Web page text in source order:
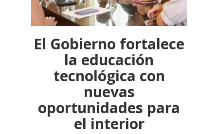
El Gobierno fortalece
la educación
tecnológica con
nuevas
oportunidades para
el interior